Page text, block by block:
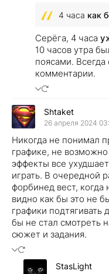
4 часа как
Серёга, 4 часа
10 часов утра
поясами.
комментарии.
Shtaket
26 апреля 2024
Никогда не понимал
графике, не
эффекты все
играть. В очередной
форбинед вест, когда
видно как бы это не
графики подтягивать
бы не стал смотреть
сюжет и задания.
StasLight